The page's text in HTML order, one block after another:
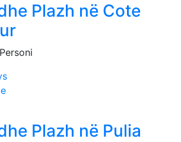
Plazh në Cote
Plazh në Pulia